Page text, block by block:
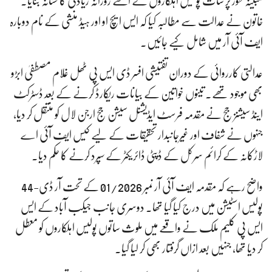
خاتون نے عدالت سے مطالبہ کیا کہ ایس ایچ او اور ہیڈ منشی کے نام دوبارہ
ایف آئی آر میں شامل کیے جائیں۔
عدالتی کارروائی کے دوران تفتیشی افسر ڈی ایس پی ٹھل غلام مصطفیٰ ابڑو
بھی موجود تھے۔ تینوں خواتین کے بیانات ریکارڈ کرنے کے بعد ڈسٹرکٹ
اینڈ سیشنز جج نے مقدمہ فرسٹ ایڈیشنل سیشن جج ارجن لال کو منتقل کر دیا،
جنہوں نے شفاف اور غیرجانبدار تحقیقات کے لیے کیس ایف آئی اے
لاڑکانہ کے کرائم سرکل کے ڈپٹی ڈائریکٹر کے سپرد کرنے کا حکم دیا۔
واضح رہے کہ مقدمہ ایف آئی آر نمبر 01/2026 کے تحت آر ڈی-44
پولیس اسٹیشن میں درج کیا گیا تھا۔ دوسری جانب جیکب آباد کے ایس
ایس پی کلیم ملک نے واقعے میں ملوث ساتوں پولیس اہلکاروں کو معطل
کر دیا تھا، جنہیں بعد ازاں گرفتار بھی کر لیا گیا۔